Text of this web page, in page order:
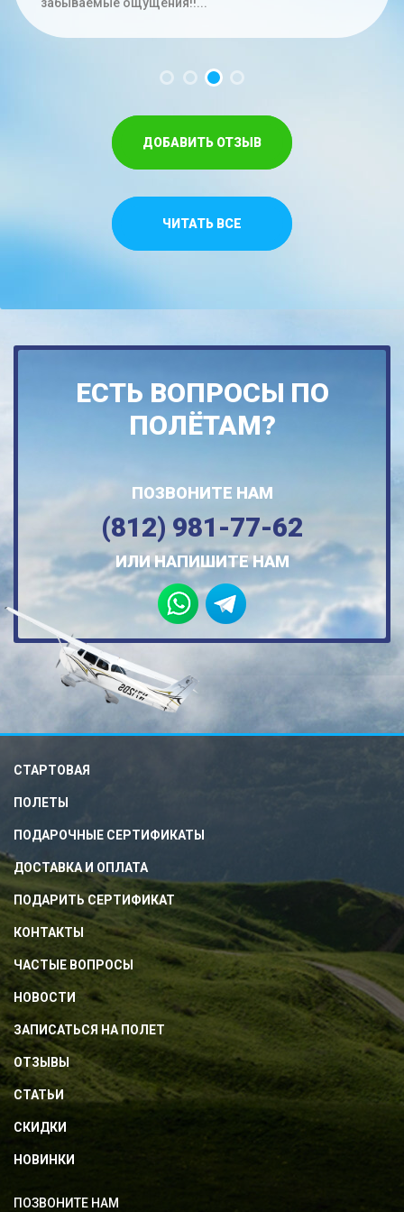
час. Меньше на троих времени не...
забываемые ощущения!!...
Спасибо,что относитесь как к своим...
ДОБАВИТЬ ОТЗЫВ
ЧИТАТЬ ВСЕ
ЕСТЬ ВОПРОСЫ ПО
ПОЛЁТАМ?
ПОЗВОНИТЕ НАМ
(812) 981-77-62
ИЛИ НАПИШИТЕ НАМ
СТАРТОВАЯ
ПОЛЕТЫ
ПОДАРОЧНЫЕ СЕРТИФИКАТЫ
ДОСТАВКА И ОПЛАТА
ПОДАРИТЬ СЕРТИФИКАТ
КОНТАКТЫ
ЧАСТЫЕ ВОПРОСЫ
НОВОСТИ
ЗАПИСАТЬСЯ НА ПОЛЕТ
ОТЗЫВЫ
СТАТЬИ
СКИДКИ
НОВИНКИ
ПОЗВОНИТЕ НАМ